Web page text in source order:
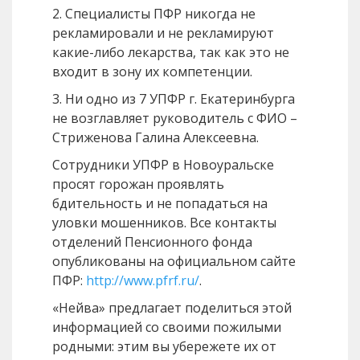
2. Специалисты ПФР никогда не
рекламировали и не рекламируют
какие-либо лекарства, так как это не
входит в зону их компетенции.
3. Ни одно из 7 УПФР г. Екатеринбурга
не возглавляет руководитель с ФИО –
Стриженова Галина Алексеевна.
Сотрудники УПФР в Новоуральске
просят горожан проявлять
бдительность и не попадаться на
уловки мошенников. Все контакты
отделений Пенсионного фонда
опубликованы на официальном сайте
ПФР: http://www.pfrf.ru/.
«Нейва» предлагает поделиться этой
информацией со своими пожилыми
родными: этим вы убережете их от